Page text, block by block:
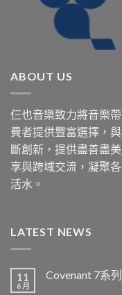
ABOUT US
仨也音樂致力將音樂
費者提供豐富選擇，
斷創新，提供盡善盡
享與跨域交流，凝聚
活水。
LATEST NEWS
11
6 月
Covenant 7系